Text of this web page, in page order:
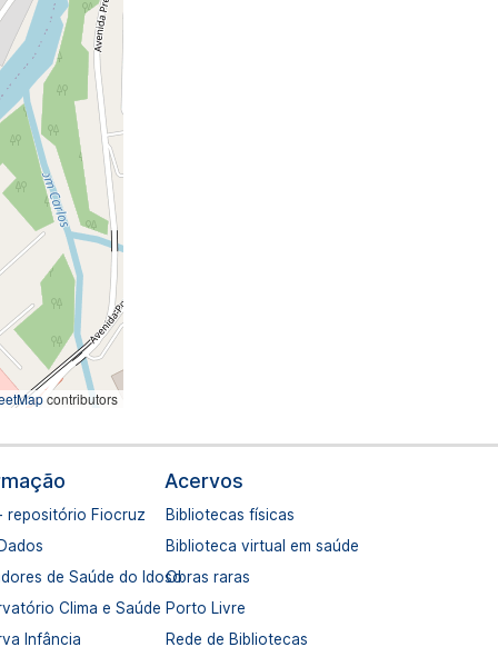
contributors
repositório Fiocruz
de Saúde do Idoso
Clima e Saúde
Infância
Acervos
Bibliotecas físicas
Biblioteca virtual em saúde
Obras raras
Porto Livre
Rede de Bibliotecas